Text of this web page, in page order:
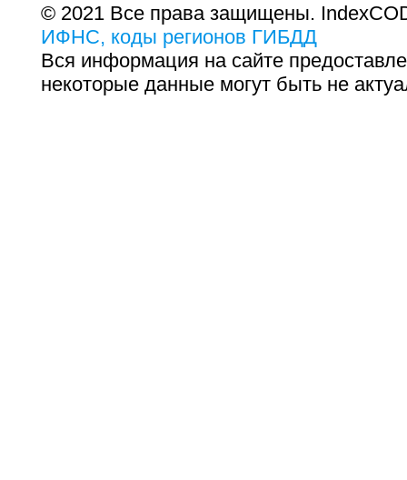
© 2021 Все права защищены.
ИФНС, коды регионов ГИБДД
Вся информация на сайте
некоторые данные могут быть не